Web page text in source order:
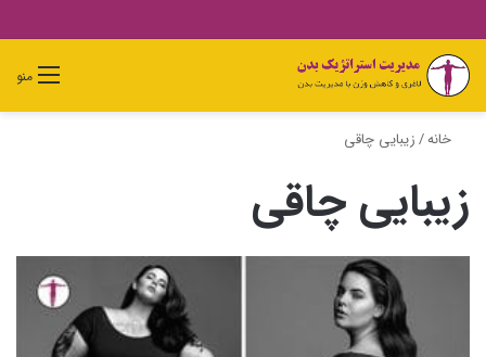
منوجستجو
برایپوسته
سبد
خانه/زیبایی چاقی
زیبایی چاقی